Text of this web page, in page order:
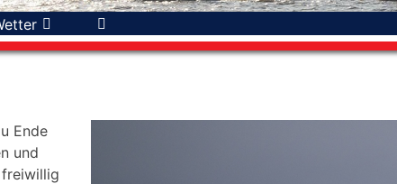
Ende
und